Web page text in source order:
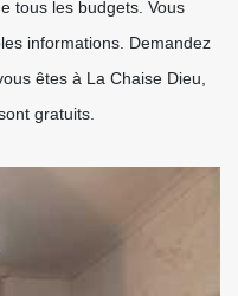
tous les budgets. Vous
informations. Demandez
êtes à La Chaise Dieu,
gratuits.